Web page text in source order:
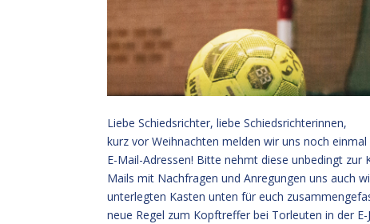
Liebe Schiedsrichter, liebe Schiedsrichterinnen,
kurz vor Weihnachten melden wir uns noch
E-Mail-Adressen! Bitte nehmt diese unbedingt
Mails mit Nachfragen und Anregungen uns auch
unterlegten Kasten unten für euch
neue Regel zum Kopftreffer bei Torleuten in der